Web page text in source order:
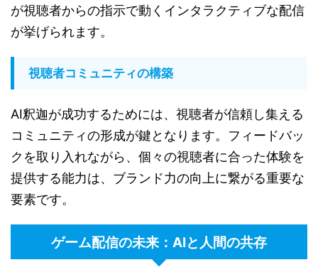
が視聴者からの指示で動くインタラクティブな配信
が挙げられます。
視聴者コミュニティの構築
AI釈迦が成功するためには、視聴者が信頼し集える
コミュニティの形成が鍵となります。フィードバッ
クを取り入れながら、個々の視聴者に合った体験を
提供する能力は、ブランド力の向上に繋がる重要な
要素です。
ゲーム配信の未来：AIと人間の共存